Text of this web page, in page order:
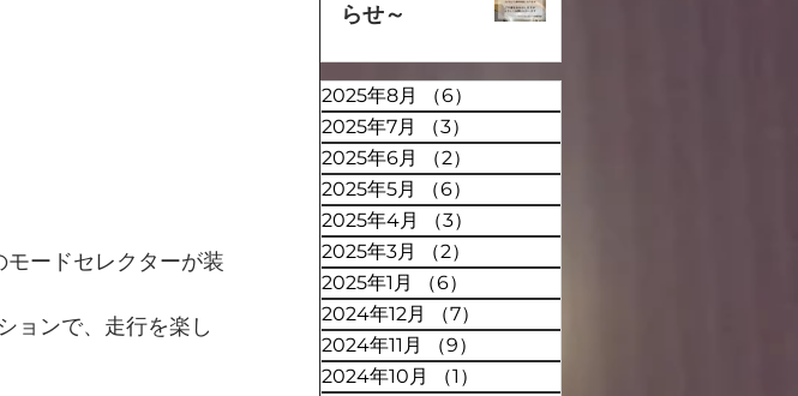
らせ～
2025年8月 （6）
2025年7月
（3）
2025年6月
（2）
2025年5月
（6）
2025年4月
（3）
2025年3月
（2）
2025年1月
（6）
2024年12月
（7）
2024年11月
（9）
2024年10月
（1）
ードセレクターが装
ョンで、走行を楽し